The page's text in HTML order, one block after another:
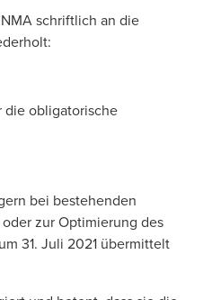
schriftlich an die
die obligatorische
bei bestehenden
zur Optimierung des
31. Juli 2021 übermittelt